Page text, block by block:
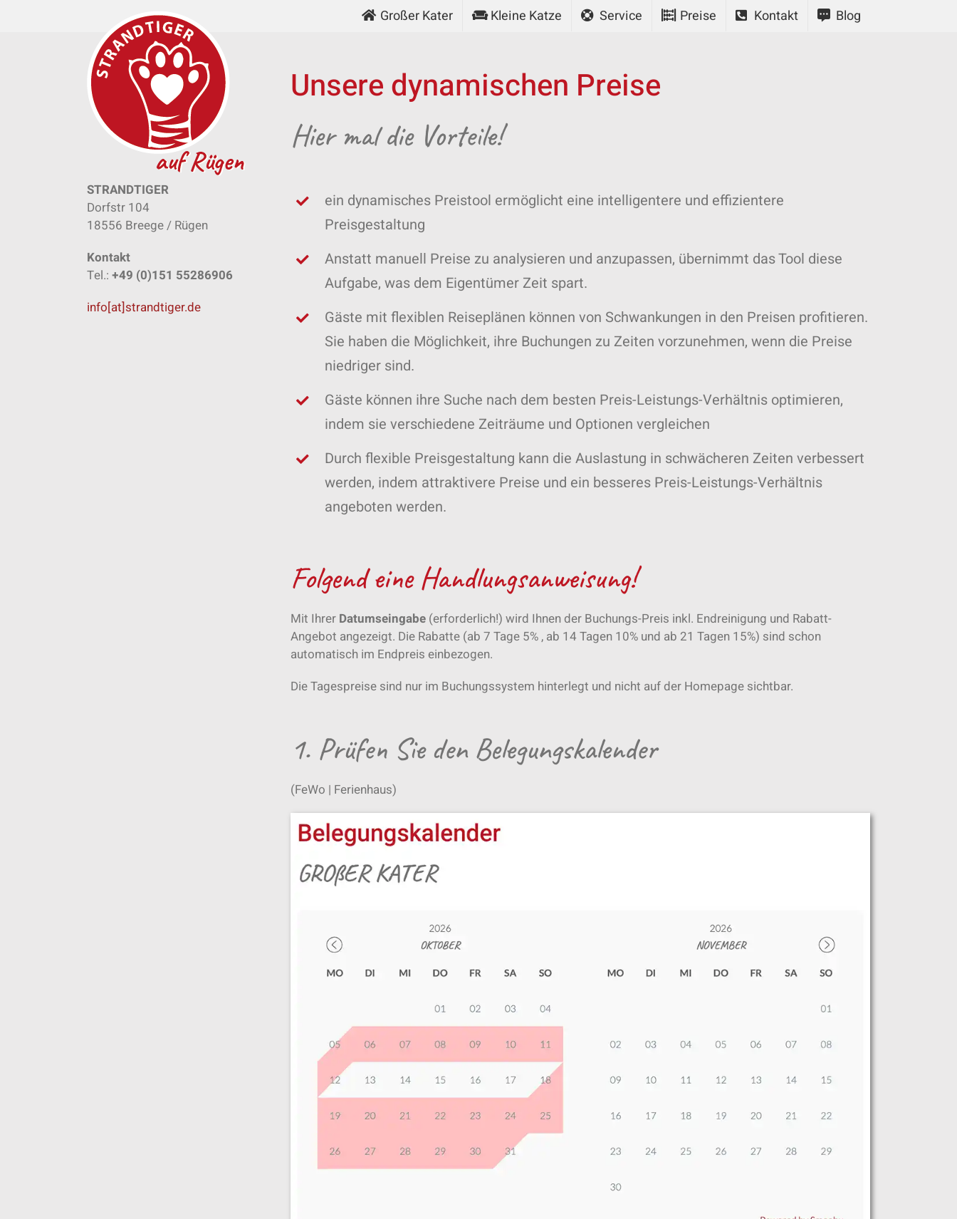
Großer Kater Kleine Katze Service Preise Kontakt Blog
STRANDTIGER
Dorfstr 104
18556 Breege / Rügen
Kontakt
Tel.: +49 (0)151 55286906
info[at]strandtiger.de
Unsere dynamischen Preise
Hier mal die Vorteile!
ein dynamisches Preistool ermöglicht eine intelligentere und effizientere
Preisgestaltung
Anstatt manuell Preise zu analysieren und anzupassen, übernimmt das Tool diese
Aufgabe, was dem Eigentümer Zeit spart.
Gäste mit flexiblen Reiseplänen können von Schwankungen in den Preisen profitieren.
Sie haben die Möglichkeit, ihre Buchungen zu Zeiten vorzunehmen, wenn die Preise
niedriger sind.
Gäste können ihre Suche nach dem besten Preis-Leistungs-Verhältnis optimieren,
indem sie verschiedene Zeiträume und Optionen vergleichen
Durch flexible Preisgestaltung kann die Auslastung in schwächeren Zeiten verbessert
werden, indem attraktivere Preise und ein besseres Preis-Leistungs-Verhältnis
angeboten werden.
Folgend eine Handlungsanweisung!
Mit Ihrer Datumseingabe(erforderlich!) wird Ihnen der Buchungs-Preis inkl. Endreinigung und Rabatt-
Angebot angezeigt. Die Rabatte (ab 7 Tage 5% , ab 14 Tagen 10% und ab 21 Tagen 15%) sind schon
automatisch im Endpreis einbezogen.
Die Tagespreise sind nur im Buchungssystem hinterlegt und nicht auf der Homepage sichtbar.
1. Prüfen Sie den Belegungskalender
(FeWo | Ferienhaus)